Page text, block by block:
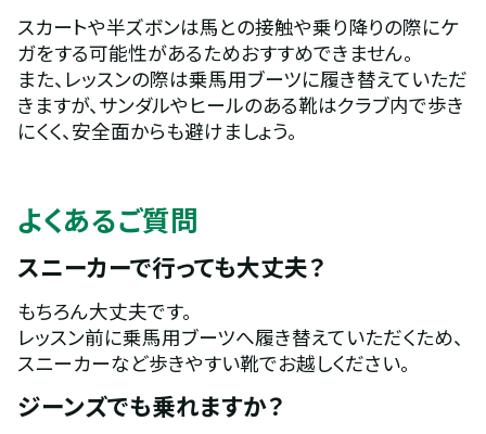
スカートや半ズボンは馬との接触や乗り降りの際にケ
ガをする可能性があるためおすすめできません。
また、レッスンの際は乗馬用ブーツに履き替えていただ
きますが、サンダルやヒールのある靴はクラブ内で歩き
にくく、安全面からも避けましょう。
よくあるご質問
スニーカーで行っても大丈夫？
もちろん大丈夫です。
レッスン前に乗馬用ブーツへ履き替えていただくため、
スニーカーなど歩きやすい靴でお越しください。
ジーンズでも乗れますか？